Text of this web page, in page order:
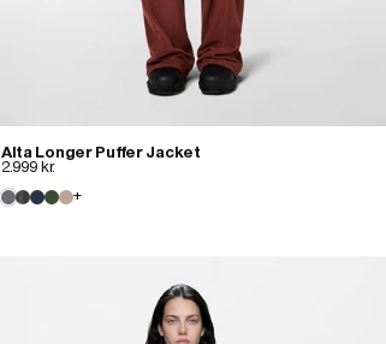
Alta Longer Puffer Jacket
2.999 kr.
+